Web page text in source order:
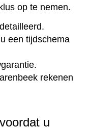
op te nemen.
een tijdschema
rekenen
u